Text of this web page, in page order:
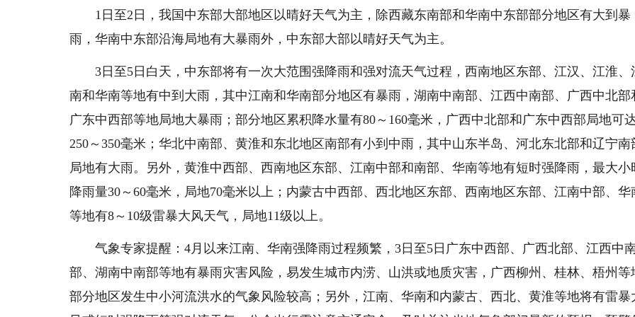
1日至2日，我国中东部大部地区以晴好天气为主，除西藏东南部和华南中东部部分地区有大到暴
雨，华南中东部沿海局地有大暴雨外，中东部大部以晴好天气为主。
3日至5日白天，中东部将有一次大范围强降雨和强对流天气过程，西南地区东部、江汉、江淮、
南和华南等地有中到大雨，其中江南和华南部分地区有暴雨，湖南中南部、江西中南部、广西中北部
广东中西部等地局地大暴雨；部分地区累积降水量有80～160毫米，广西中北部和广东中西部局地可
250～350毫米；华北中南部、黄淮和东北地区南部有小到中雨，其中山东半岛、河北东北部和辽宁南
局地有大雨。另外，黄淮中西部、西南地区东部、江南中部和南部、华南等地有短时强降雨，最大小
降雨量30～60毫米，局地70毫米以上；内蒙古中西部、西北地区东部、西南地区东部、江南中部、华
等地有8～10级雷暴大风天气，局地11级以上。
气象专家提醒：4月以来江南、华南强降雨过程频繁，3日至5日广东中西部、广西北部、江西中
部、湖南中南部等地有暴雨灾害风险，易发生城市内涝、山洪或地质灾害，广西柳州、桂林、梧州等
部分地区发生中小河流洪水的气象风险较高；另外，江南、华南和内蒙古、西北、黄淮等地将有雷暴